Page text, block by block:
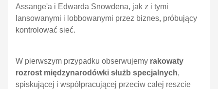
Assange'a i Edwarda Snowdena, jak z i tymi
lansowanymi i lobbowanymi przez biznes, próbujący
kontrolować sieć.
W pierwszym przypadku obserwujemy rakowaty
rozrost międzynarodówki służb specjalnych,
spiskującej i współpracującej przeciw całej reszcie